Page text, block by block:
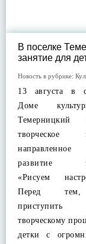
В поселке
занятие для
Новость в рубрике:
13 августа в
Доме
Темерницкий
творческое
развитие
«Рисуем
Перед
творческому
детки с